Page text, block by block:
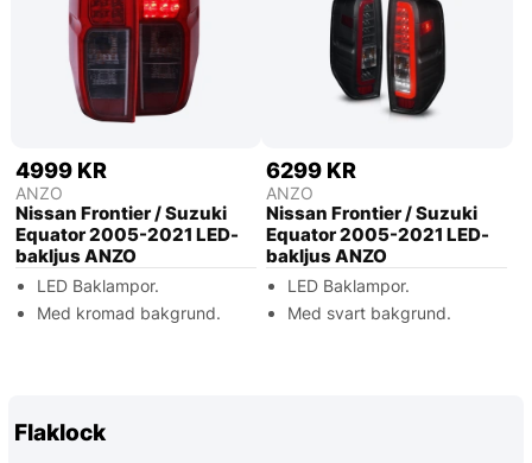
4999 KR
ANZO
Nissan Frontier / Suzuki
Equator 2005-2021 LED-
bakljus ANZO
LED Baklampor.
Med kromad bakgrund.
6299 KR
ANZO
Nissan Frontier / Suzuki
Equator 2005-2021 LED-
bakljus ANZO
LED Baklampor.
Med svart bakgrund.
Flaklock